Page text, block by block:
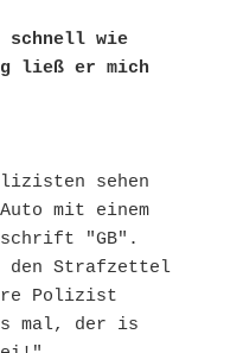
schnell wie
ließ er mich
sehen
mit einem
"GB".
den Strafzettel
Polizist
mal, der is